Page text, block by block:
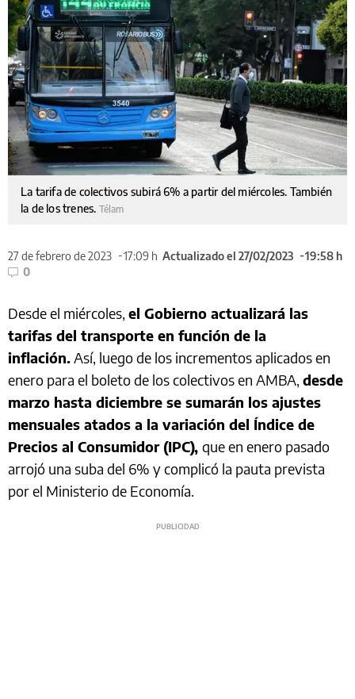
La tarifa de colectivos subirá 6% a partir del miércoles. También
la de los trenes. Télam
27 de febrero de 2023 17:09 h Actualizado el 27/02/2023
19:58 h
0
Desde el miércoles, el Gobierno actualizará las
tarifas del transporte en función de la
inflación.Así, luego de los incrementos aplicados en
enero para el boleto de los colectivos en AMBA, desde
marzo hasta diciembre se sumarán los ajustes
mensuales atados a la variación del Índice de
Precios al Consumidor (IPC), que en enero pasado
arrojó una suba del 6% y complicó la pauta prevista
por el Ministerio de Economía.